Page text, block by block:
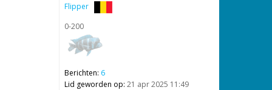
Flipper
0-200
Berichten: 6
Lid geworden op: 21 apr 2025 11:49